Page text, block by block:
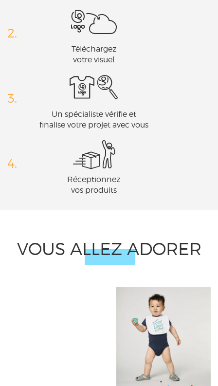
2.
Téléchargez
votre visuel
3.
Un spécialiste vérifie et
finalise votre projet avec vous
4.
Réceptionnez
vos produits
VOUS ALLEZ ADORER